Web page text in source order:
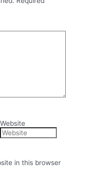
Website
in this browser